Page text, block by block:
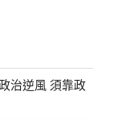
治逆風 須靠政